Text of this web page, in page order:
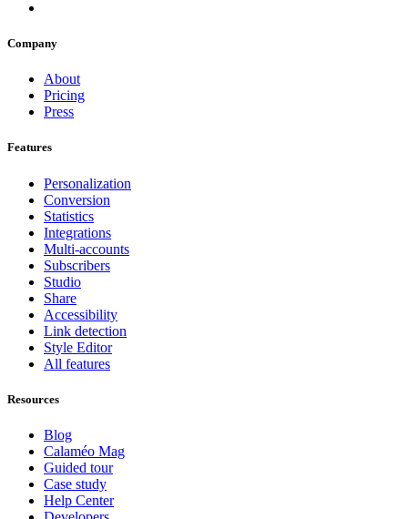
Company
About
Pricing
Press
Features
Personalization
Conversion
Statistics
Integrations
Multi-accounts
Subscribers
Studio
Share
Accessibility
Link detection
Style Editor
All features
Resources
Blog
Calaméo Mag
Guided tour
Case study
Help Center